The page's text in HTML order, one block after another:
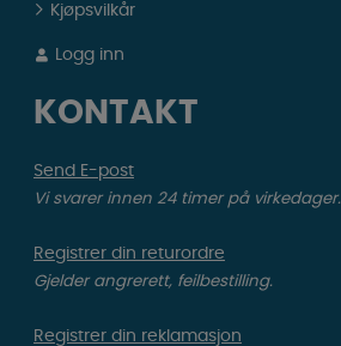
Kjøpsvilkår
Logg inn
KONTAKT
Send E-post
Vi svarer innen 24 timer på virkedager.
Registrer din returordre
Gjelder angrerett, feilbestilling.
Registrer din reklamasjon